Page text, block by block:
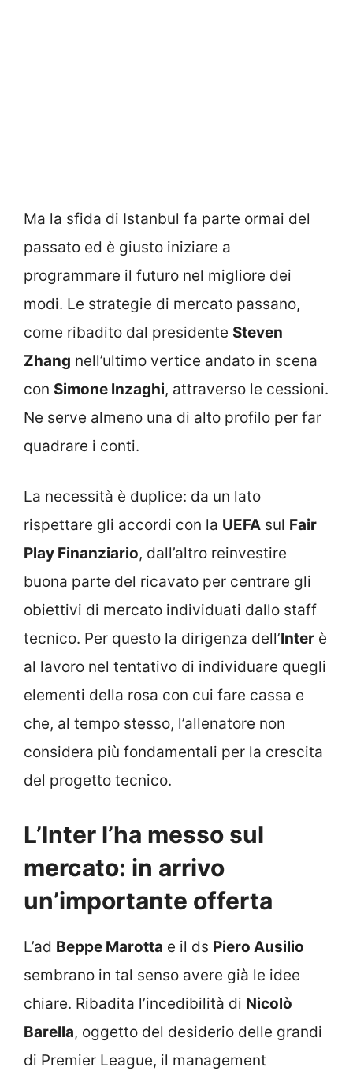
Ma la sfida di Istanbul fa parte ormai del
passato ed è giusto iniziare a
programmare il futuro nel migliore dei
modi. Le strategie di mercato passano,
come ribadito dal presidente Steven
Zhang nell’ultimo vertice andato in scena
con Simone Inzaghi, attraverso le cessioni.
Ne serve almeno una di alto profilo per far
quadrare i conti.
La necessità è duplice: da un lato
rispettare gli accordi con la UEFA sul Fair
Play Finanziario, dall’altro reinvestire
buona parte del ricavato per centrare gli
obiettivi di mercato individuati dallo staff
tecnico. Per questo la dirigenza dell’Inter è
al lavoro nel tentativo di individuare quegli
elementi della rosa con cui fare cassa e
che, al tempo stesso, l’allenatore non
considera più fondamentali per la crescita
del progetto tecnico.
L’Inter l’ha messo sul
mercato: in arrivo
un’importante offerta
L’ad Beppe Marotta e il ds Piero Ausilio
sembrano in tal senso avere già le idee
chiare. Ribadita l’incedibilità di Nicolò
Barella, oggetto del desiderio delle grandi
di Premier League, il management